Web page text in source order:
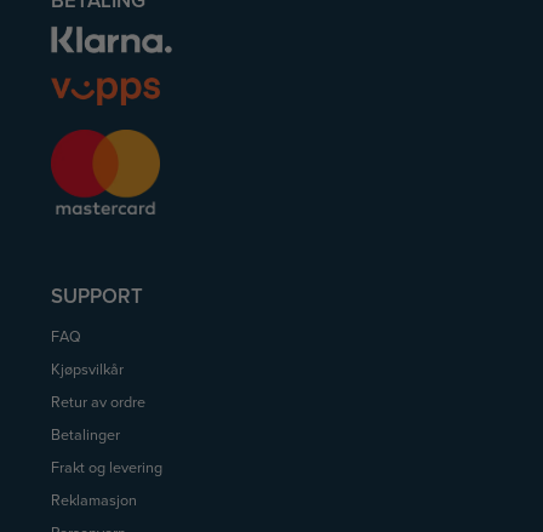
SUPPORT
FAQ
Kjøpsvilkår
Retur av ordre
Betalinger
Frakt og levering
Reklamasjon